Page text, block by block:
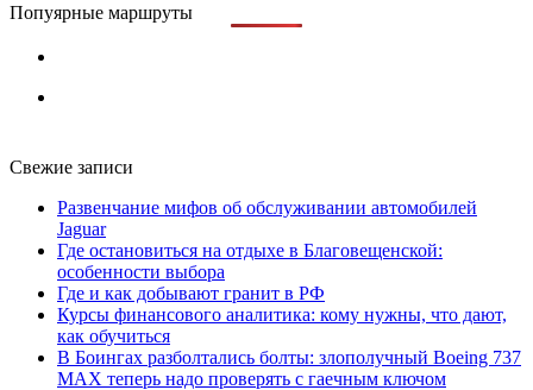
Попуярные маршруты
Свежие записи
Развенчание мифов об обслуживании автомобилей
Jaguar
Где остановиться на отдыхе в Благовещенской:
особенности выбора
Где и как добывают гранит в РФ
Курсы финансового аналитика: кому нужны, что дают,
как обучиться
В Боингах разболтались болты: злополучный Boeing 737
MAX теперь надо проверять с гаечным ключом